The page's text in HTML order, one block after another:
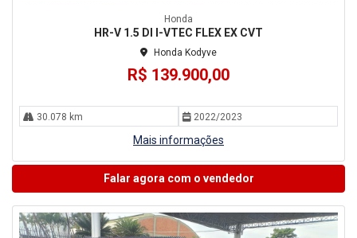
Honda
HR-V 1.5 DI I-VTEC FLEX EX CVT
Honda Kodyve
R$ 139.900,00
30.078 km 2022/2023
Mais informações
Falar agora com o vendedor